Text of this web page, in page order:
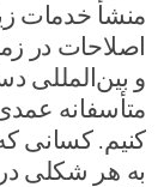
منشأ خدمات
اصلاحات در
و بین‌المللی
متأسفانه
کنیم. کسانی
به هر شکلی در